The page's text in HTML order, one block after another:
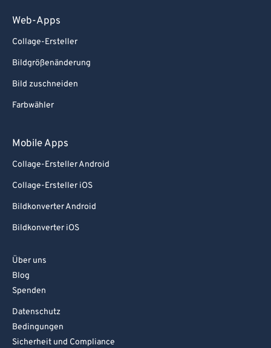
Web-Apps
Collage-Ersteller
Bildgrößenänderung
Bild zuschneiden
Farbwähler
Mobile Apps
Collage-Ersteller Android
Collage-Ersteller iOS
Bildkonverter Android
Bildkonverter iOS
Über uns
Blog
Spenden
Datenschutz
Bedingungen
Sicherheit und Compliance